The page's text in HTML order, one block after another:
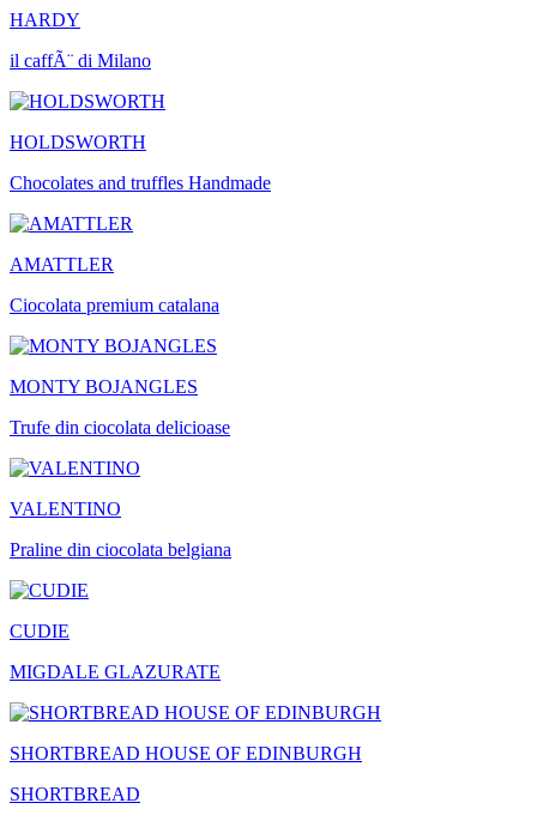
HARDY
il caffÃ¨ di Milano
HOLDSWORTH
Chocolates and truffles Handmade
AMATTLER
Ciocolata premium catalana
MONTY BOJANGLES
Trufe din ciocolata delicioase
VALENTINO
Praline din ciocolata belgiana
CUDIE
MIGDALE GLAZURATE
SHORTBREAD HOUSE OF EDINBURGH
SHORTBREAD